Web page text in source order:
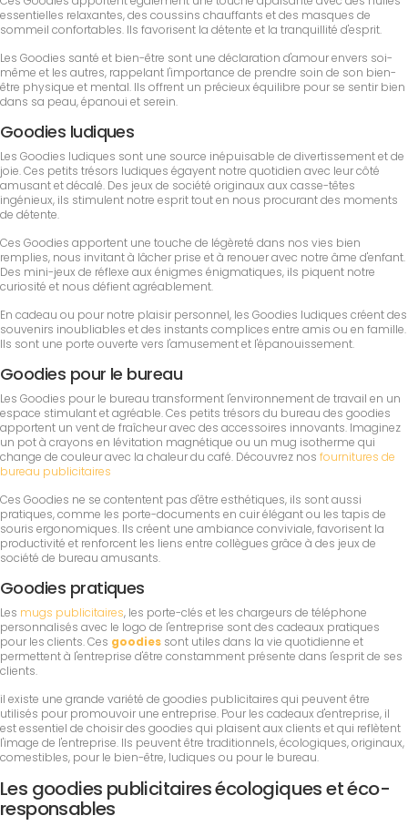
essentielles relaxantes, des coussins chauffants et des masques de
sommeil confortables. Ils favorisent la détente et la tranquillité d'esprit.
Les Goodies santé et bien-être sont une déclaration d'amour envers soi-
même et les autres, rappelant l'importance de prendre soin de son bien-
être physique et mental. Ils offrent un précieux équilibre pour se sentir bien
dans sa peau, épanoui et serein.
Goodies ludiques
Les Goodies ludiques sont une source inépuisable de divertissement et de
joie. Ces petits trésors ludiques égayent notre quotidien avec leur côté
amusant et décalé. Des jeux de société originaux aux casse-têtes
ingénieux, ils stimulent notre esprit tout en nous procurant des moments
de détente.
Ces Goodies apportent une touche de légèreté dans nos vies bien
remplies, nous invitant à lâcher prise et à renouer avec notre âme d'enfant.
Des mini-jeux de réflexe aux énigmes énigmatiques, ils piquent notre
curiosité et nous défient agréablement.
En cadeau ou pour notre plaisir personnel, les Goodies ludiques créent des
souvenirs inoubliables et des instants complices entre amis ou en famille.
Ils sont une porte ouverte vers l'amusement et l'épanouissement.
Goodies pour le bureau
Les Goodies pour le bureau transforment l'environnement de travail en un
espace stimulant et agréable. Ces petits trésors du bureau des goodies
apportent un vent de fraîcheur avec des accessoires innovants. Imaginez
un pot à crayons en lévitation magnétique ou un mug isotherme qui
change de couleur avec la chaleur du café. Découvrez nos fournitures de
bureau publicitaires
Ces Goodies ne se contentent pas d'être esthétiques, ils sont aussi
pratiques, comme les porte-documents en cuir élégant ou les tapis de
souris ergonomiques. Ils créent une ambiance conviviale, favorisent la
productivité et renforcent les liens entre collègues grâce à des jeux de
société de bureau amusants.
Goodies pratiques
Les mugs publicitaires, les porte-clés et les chargeurs de téléphone
personnalisés avec le logo de l'entreprise sont des cadeaux pratiques
pour les clients. Ces goodies sont utiles dans la vie quotidienne et
permettent à l'entreprise d'être constamment présente dans l'esprit de ses
clients.
il existe une grande variété de goodies publicitaires qui peuvent être
utilisés pour promouvoir une entreprise. Pour les cadeaux d'entreprise, il
est essentiel de choisir des goodies qui plaisent aux clients et qui reflètent
l'image de l'entreprise. Ils peuvent être traditionnels, écologiques, originaux,
comestibles, pour le bien-être, ludiques ou pour le bureau.
Les goodies publicitaires écologiques et éco-
responsables